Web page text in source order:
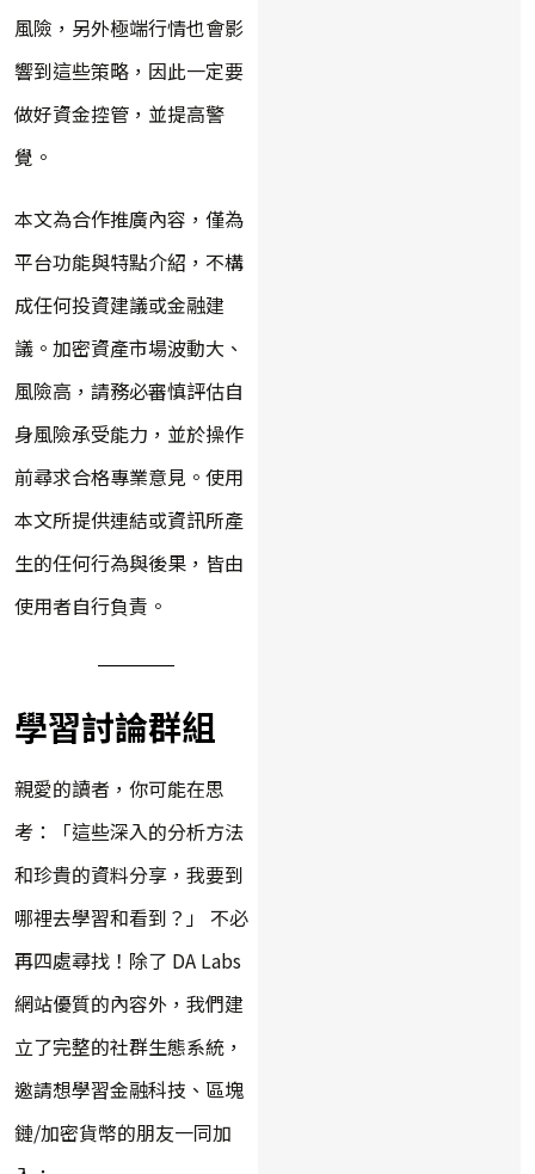
風險，另外極端行情也會影
響到這些策略，因此一定要
做好資金控管，並提高警
覺。
本文為合作推廣內容，僅為
平台功能與特點介紹，不構
成任何投資建議或金融建
議。加密資產市場波動大、
風險高，請務必審慎評估自
身風險承受能力，並於操作
前尋求合格專業意見。使用
本文所提供連結或資訊所產
生的任何行為與後果，皆由
使用者自行負責。
學習討論群組
親愛的讀者，你可能在思
考：「這些深入的分析方法
和珍貴的資料分享，我要到
哪裡去學習和看到？」 不必
再四處尋找！除了 DA Labs
網站優質的內容外，我們建
立了完整的社群生態系統，
邀請想學習金融科技、區塊
鏈/加密貨幣的朋友一同加